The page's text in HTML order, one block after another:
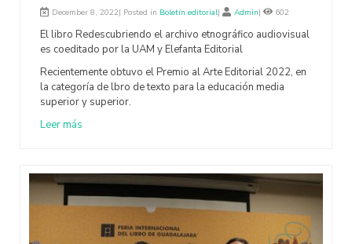
December 8, 2022| Posted in Boletín editorial| Admin| 602
El libro Redescubriendo el archivo etnográfico audiovisual
es coeditado por la UAM y Elefanta Editorial
Recientemente obtuvo el Premio al Arte Editorial 2022, en
la categoría de lbro de texto para la educación media
superior y superior.
Leer más